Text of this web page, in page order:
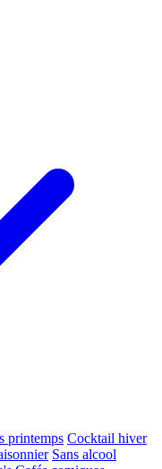
printemps Cocktail hiver
Sans alcool